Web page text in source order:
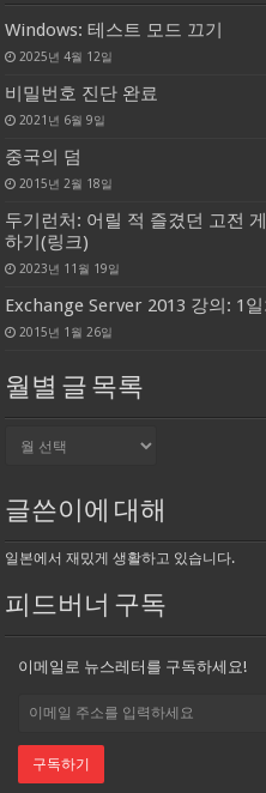
Windows: 테스트 모드 끄기
2025년 4월 12일
비밀번호 진단 완료
2021년 6월 9일
중국의 덤
2015년 2월 18일
두기런처: 어릴 적 즐겼던 고전
하기(링크)
2023년 11월 19일
Exchange Server 2013 강의: 1
2015년 1월 26일
월별 글 목록
목
록
글쓴이에 대해
일본에서 재밌게 생활하고 있습니다.
피드버너 구독
이메일로 뉴스레터를 구독하세요!